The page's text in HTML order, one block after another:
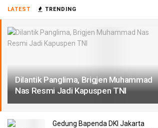
LATEST TRENDING
Dilantik Panglima, Brigjen Muhammad
Nas Resmi Jadi Kapuspen TNI
Gedung Bapenda DKI Jakarta